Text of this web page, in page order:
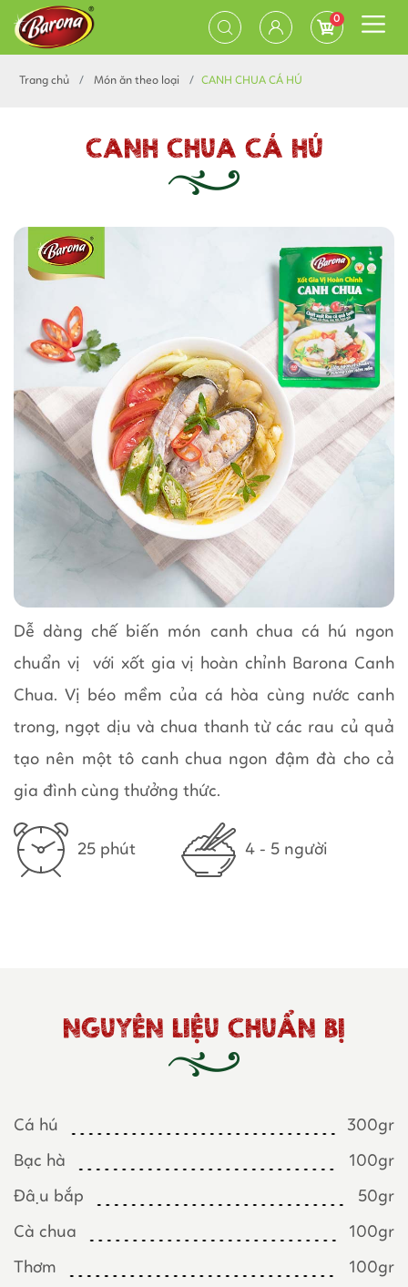
0
Trang chủ Món ăn theo loại CANH CHUA CÁ HÚ
CANH CHUA CÁ HÚ
Dễ dàng chế biến món canh chua cá hú ngon
chuẩn vị với xốt gia vị hoàn chỉnh Barona Canh
Chua. Vị béo mềm của cá hòa cùng nước canh
trong, ngọt dịu và chua thanh từ các rau củ quả
tạo nên một tô canh chua ngon đậm đà cho cả
gia đình cùng thưởng thức.
25 phút 4 - 5 người
NGUYÊN LIỆU CHUẨN BỊ
Cá hú 300gr
Bạc hà 100gr
Đậu bắp 50gr
Cà chua 100gr
Thơm 100gr